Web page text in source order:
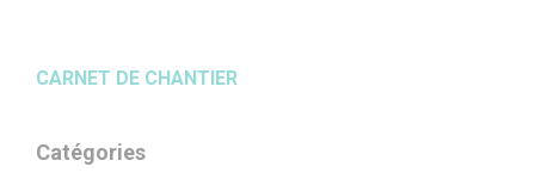
CARNET DE CHANTIER
Catégories